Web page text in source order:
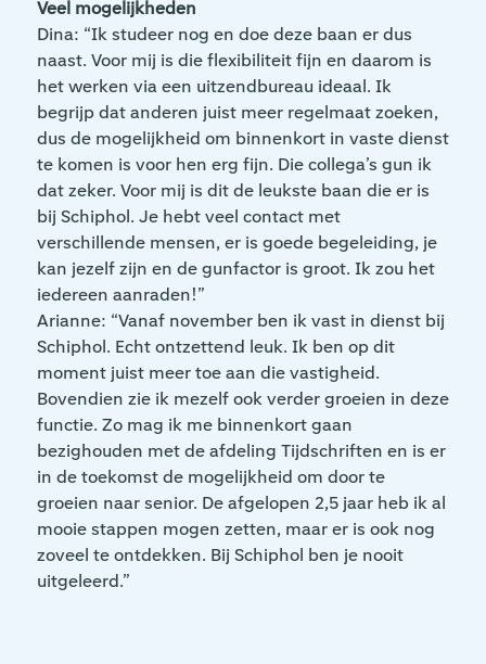
Veel mogelijkheden
Dina: “Ik studeer nog en doe deze baan er dus
naast. Voor mij is die flexibiliteit fijn en daarom is
het werken via een uitzendbureau ideaal. Ik
begrijp dat anderen juist meer regelmaat zoeken,
dus de mogelijkheid om binnenkort in vaste dienst
te komen is voor hen erg fijn. Die collega’s gun ik
dat zeker. Voor mij is dit de leukste baan die er is
bij Schiphol. Je hebt veel contact met
verschillende mensen, er is goede begeleiding, je
kan jezelf zijn en de gunfactor is groot. Ik zou het
iedereen aanraden!”
Arianne: “Vanaf november ben ik vast in dienst bij
Schiphol. Echt ontzettend leuk. Ik ben op dit
moment juist meer toe aan die vastigheid.
Bovendien zie ik mezelf ook verder groeien in deze
functie. Zo mag ik me binnenkort gaan
bezighouden met de afdeling Tijdschriften en is er
in de toekomst de mogelijkheid om door te
groeien naar senior. De afgelopen 2,5 jaar heb ik al
mooie stappen mogen zetten, maar er is ook nog
zoveel te ontdekken. Bij Schiphol ben je nooit
uitgeleerd.”